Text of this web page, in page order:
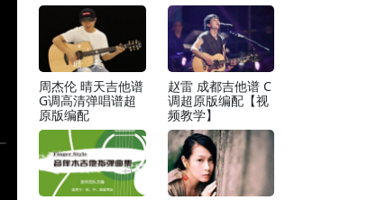
周杰伦 晴天吉他谱
G调高清弹唱谱超
原版编配
赵雷 成都吉他谱 C
调超原版编配【视
频教学】